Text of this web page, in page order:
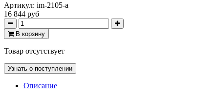
Артикул: im-2105-a
16 844 руб
В корзину
Товар отсутствует
Узнать о поступлении
Описание